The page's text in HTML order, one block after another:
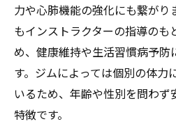
力や心肺機能の強化にも繋がり
もインストラクターの指導のも
め、健康維持や生活習慣病予防
す。ジムによっては個別の体力
いるため、年齢や性別を問わ
特徴です。